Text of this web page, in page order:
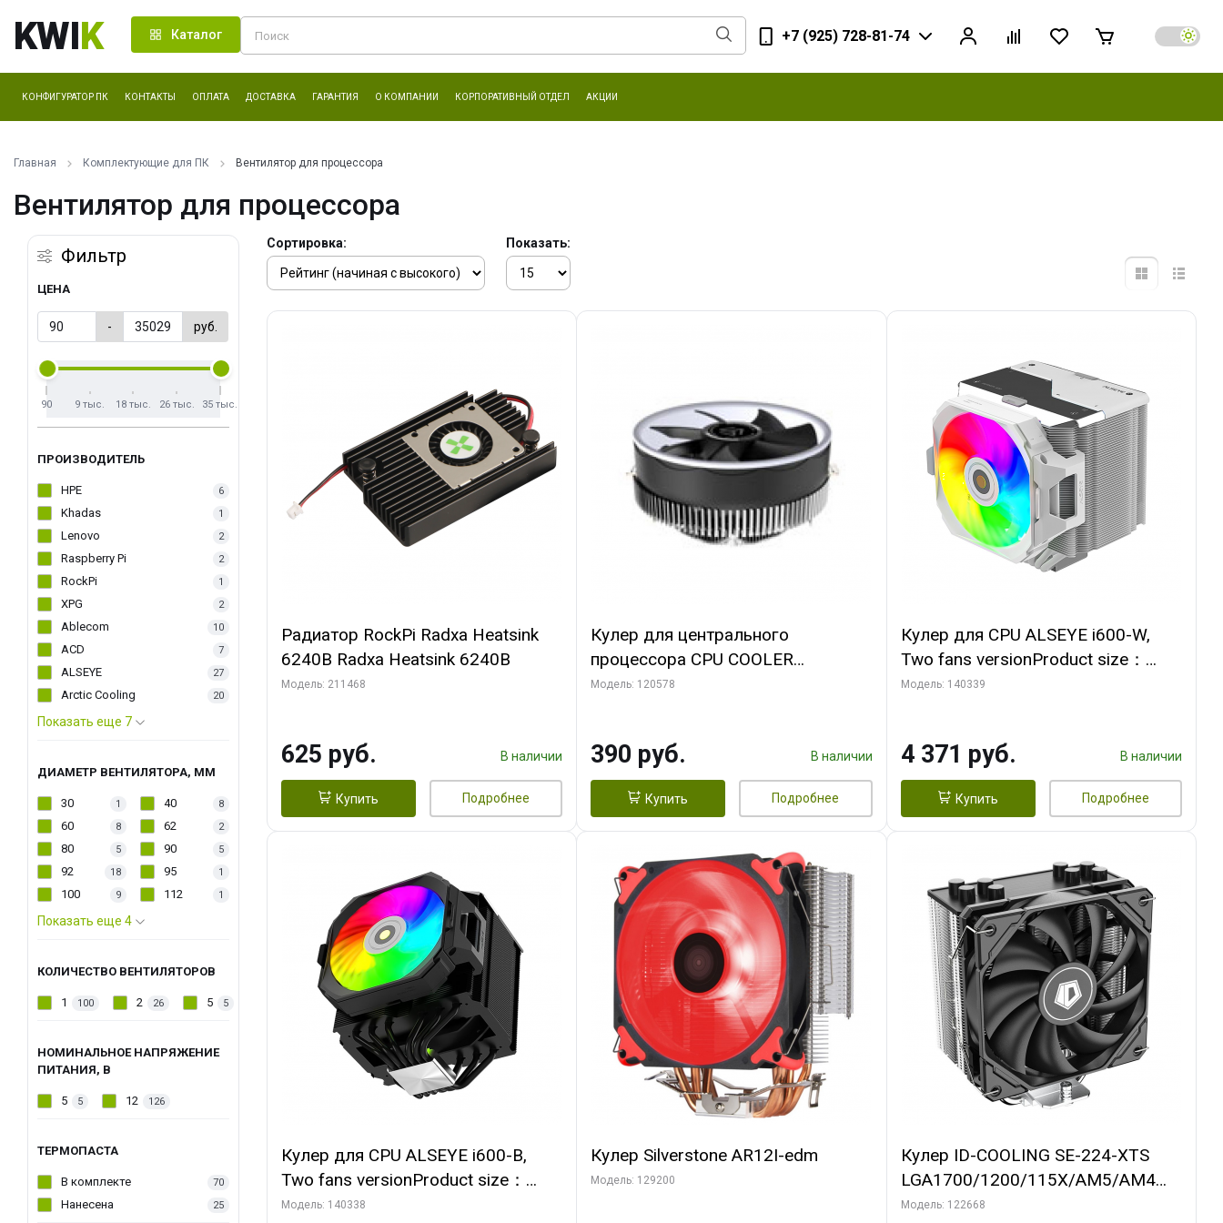
KWIK Каталог +7 (925) 728-81-74
КОНФИГУРАТОР ПК КОНТАКТЫ ОПЛАТА ДОСТАВКА ГАРАНТИЯ О КОМПАНИИ КОРПОРАТИВНЫЙ ОТДЕЛ АКЦИИ
Главная Комплектующие для ПК Вентилятор для процессора
Вентилятор для процессора
Фильтр
ЦЕНА
- руб.
90 9 тыс. 18 тыс. 26 тыс. 35 тыс.
ПРОИЗВОДИТЕЛЬ
HPE 6
Khadas 1
Lenovo 2
Raspberry Pi 2
RockPi 1
XPG 2
Ablecom 10
ACD 7
ALSEYE 27
Arctic Cooling 20
Показать еще 7
ДИАМЕТР ВЕНТИЛЯТОРА, ММ
30 1 40 8
60 8 62 2
80 5 90 5
92 18 95 1
100 9 112 1
Показать еще 4
КОЛИЧЕСТВО ВЕНТИЛЯТОРОВ
1 100 2 26 5 5
НОМИНАЛЬНОЕ НАПРЯЖЕНИЕ
ПИТАНИЯ, В
5 5 12 126
ТЕРМОПАСТА
В комплекте 70
Нанесена 25
Сортировка: Показать:
Радиатор RockPi Radxa Heatsink
6240B Radxa Heatsink 6240B
Модель: 211468
625 руб. В наличии
Купить Подробнее
Кулер для центрального
процессора CPU COOLER
109x109x68mm, 0.018-0.12A, 12V,
Модель: 120578
390 руб. В наличии
Купить Подробнее
Кулер для CPU ALSEYE i600-W,
Two fans versionProduct size：
144x121x159mmTDP：
LGA115X,1200,1700,1366,2011AM
D：AM4
Модель: 140339
4 371 руб. В наличии
Купить Подробнее
Кулер для CPU ALSEYE i600-B,
Two fans versionProduct size：
144x121x159mmTDP：
Модель: 140338
Кулер Silverstone AR12I-edm
Модель: 129200
Кулер ID-COOLING SE-224-XTS
LGA1700/1200/115X/AM5/AM4
(10шт/кор, TDP 220W, PWM, 4
Модель: 122668